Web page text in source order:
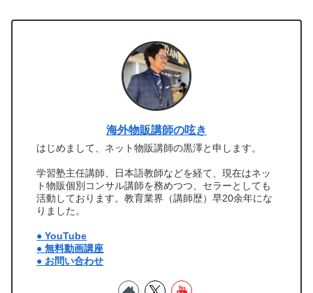
海外物販講師の呟き
はじめまして、ネット物販講師の黒澤と申します。
学習塾主任講師、日本語教師などを経て、現在はネッ
ト物販個別コンサル講師を務めつつ、セラーとしても
活動しております。教育業界（講師歴）早20余年にな
りました。
● YouTube
● 無料動画講座
● お問い合わせ